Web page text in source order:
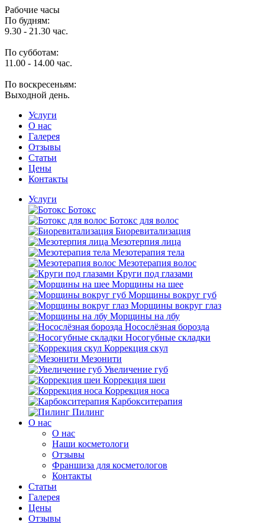
Рабочие часы
По будням:
9.30 - 21.30 час.
По субботам:
11.00 - 14.00 час.
По воскресеньям:
Выходной день.
Услуги
O нас
Галерея
Отзывы
Статьи
Цены
Контакты
Услуги
Ботокс
Ботокс для волос
Биоревитализация
Мезотерпия лица
Мезотерапия тела
Мезотерапия волос
Круги под глазами
Морщины на шее
Морщины вокруг губ
Морщины вокруг глаз
Морщины на лбу
Носослёзная борозда
Носогубные складки
Коррекция скул
Мезонити
Увеличение губ
Коррекция шеи
Коррекция носа
Карбокситерапия
Пилинг
O нас
O нас
Наши косметологи
Отзывы
Франшиза для косметологов
Контакты
Статьи
Галерея
Цены
Отзывы